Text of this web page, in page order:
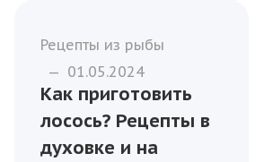
Рецепты из рыбы
— 01.05.2024
Как приготовить
лосось? Рецепты в
духовке и на